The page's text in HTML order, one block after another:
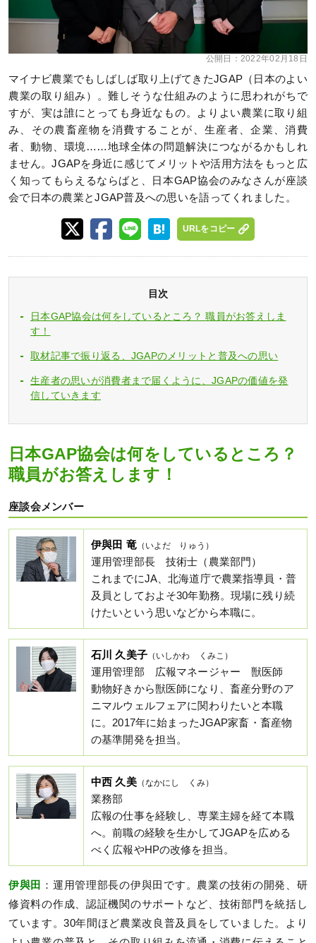
公開日： 2022年02月18日
マイナビ農業でもしばしば取り上げてきたJGAP（日本のよい
農業の取り組み）。難しそうな仕組みのように思われがちで
すが、実は誰にとっても身近なもの。よりよい農業に取り組
み、その農畜産物を消費することが、生産者、企業、消費
者、動物、環境……地球全体の問題解決につながるかもしれ
ません。JGAPを身近に感じてメリットや活用方法をもっと広
く知ってもらえるならばと、日本GAP協会のみなさんが座談
会で日本の農業とJGAP普及への思いを語ってくれました。
URLをコピー
目次
日本GAP協会は何をしているところ？ 職員がお答えしま
す！
取材記事で振り返る、JGAPのメリットと普及への思い
生産者の思いが消費者まで届くように、JGAPの価値を発
信していきます
日本GAP協会は何をしているところ？
職員がお答えします！
座談会メンバー
伊與田 竜（いよだ りゅう）
運用管理部長 技術士（農業部門）
これまでにJA、北海道庁で農業指導員・普
及員としておよそ30年勤務。現場に残り続
けたいという思いなどから本職に。
石川 久美子（いしかわ くみこ）
運用管理部 広報マネージャー 獣医師
動物好きから獣医師になり、畜産分野のア
ニマルウェルフェアに関わりたいと本職
に。2017年に始まったJGAP家畜・畜産物
の基準開発を担当。
中西 久美（なかにし くみ）
業務部
広報の仕事を経験し、専業主婦を経て本職
へ。前職の経験を生かしてJGAPを広める
べく広報やHPの改修を担当。
伊與田
：運用管理部長の伊與田です。農業の技術の開発、研
修資料の作成、認証機関のサポートなど、技術部門を統括し
ています。30年間ほど農業改良普及員をしていました。より